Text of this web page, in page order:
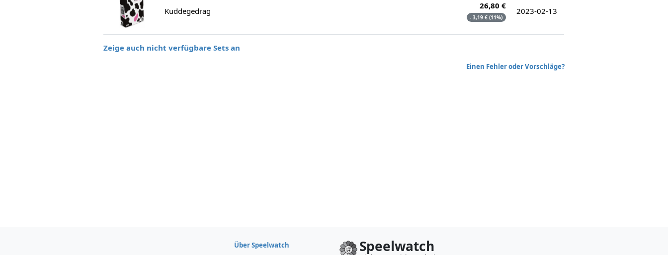
Kuddegedrag
26,80 €
- 3,19 € (11%)
2023-02-13
Zeige auch nicht verfügbare Sets an
Einen Fehler oder Vorschläge?
Über Speelwatch
Speelwatch